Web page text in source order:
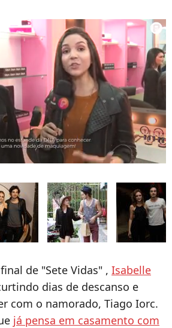
de "Sete Vidas" , Isabelle
dias de descanso e
com o namorado, Tiago Iorc.
já pensa em casamento com